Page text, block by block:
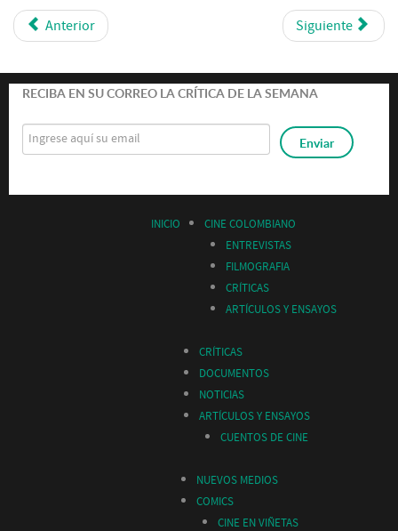
Anterior Siguiente
RECIBA EN SU CORREO LA CRÍTICA DE LA SEMANA
INICIO
CINE COLOMBIANO
ENTREVISTAS
FILMOGRAFIA
CRÍTICAS
ARTÍCULOS Y ENSAYOS
CRÍTICAS
DOCUMENTOS
NOTICIAS
ARTÍCULOS Y ENSAYOS
CUENTOS DE CINE
NUEVOS MEDIOS
COMICS
CINE EN VIÑETAS